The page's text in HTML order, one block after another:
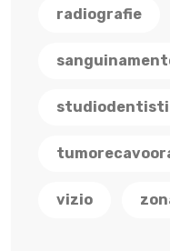
radiografie
vizio